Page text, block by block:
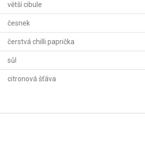
větší cibule
česnek
čerstvá chilli paprička
sůl
citronová šťáva